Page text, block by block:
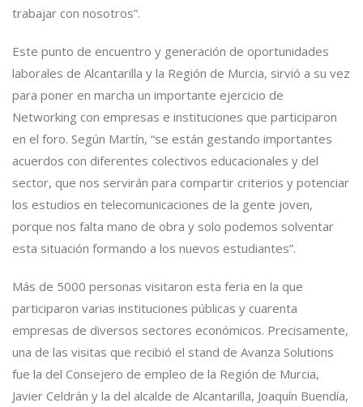
trabajar con nosotros”.
Este punto de encuentro y generación de oportunidades
laborales de Alcantarilla y la Región de Murcia, sirvió a su vez
para poner en marcha un importante ejercicio de
Networking con empresas e instituciones que participaron
en el foro. Según Martín, “se están gestando importantes
acuerdos con diferentes colectivos educacionales y del
sector, que nos servirán para compartir criterios y potenciar
los estudios en telecomunicaciones de la gente joven,
porque nos falta mano de obra y solo podemos solventar
esta situación formando a los nuevos estudiantes”.
Más de 5000 personas visitaron esta feria en la que
participaron varias instituciones públicas y cuarenta
empresas de diversos sectores económicos. Precisamente,
una de las visitas que recibió el stand de Avanza Solutions
fue la del Consejero de empleo de la Región de Murcia,
Javier Celdrán y la del alcalde de Alcantarilla, Joaquín Buendía,